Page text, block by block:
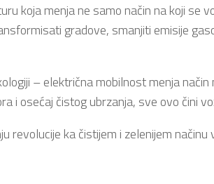
koja menja ne samo način na koji se
gradove, smanjiti emisije
– električna mobilnost menja
i osećaj čistog ubrzanja, sve ovo čini
revolucije ka čistijem i zelenijem